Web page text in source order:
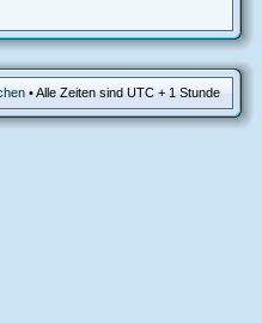
• Alle Zeiten sind UTC + 1 Stunde